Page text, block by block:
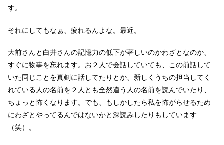
す。
それにしてもなぁ、疲れるんよな。最近。
大前さんと白井さんの記憶力の低下が著しいのかわざとなのか、
すぐに物事を忘れます。お２人で会話していても、この前話して
いた同じことを真剣に話してたりとか、新しくうちの担当してく
れている人の名前を２人とも全然違う人の名前を読んでいたり、
ちょっと怖くなります。でも、もしかしたら私を怖がらせるため
にわざとやってるんではないかと深読みしたりもしています
（笑）。